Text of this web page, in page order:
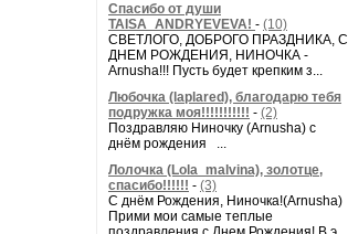
Спасибо от души
TAISA_ANDRYEVEVA! - (10)
СВЕТЛОГО, ДОБРОГО ПРАЗДНИКА, С
ДНЕМ РОЖДЕНИЯ, НИНОЧКА -
Arnusha!!! Пусть будет крепким з...
Любочка (laplared), благодарю тебя
подружка моя!!!!!!!!!!! - (2)
Поздравляю Ниночку (Arnusha) с
днём рождения ...
Лолочка (Lola_malvina), золотце,
спасибо!!!!!! - (3)
С днём Рождения, Ниночка!(Аrnusha)
Прими мои самые теплые